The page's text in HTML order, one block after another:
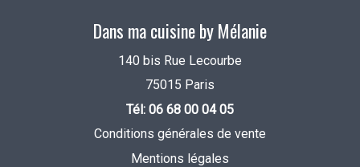
Dans ma cuisine by Mélanie
140 bis Rue Lecourbe
75015 Paris
Tél: 06 68 00 04 05
Conditions générales de vente
Mentions légales